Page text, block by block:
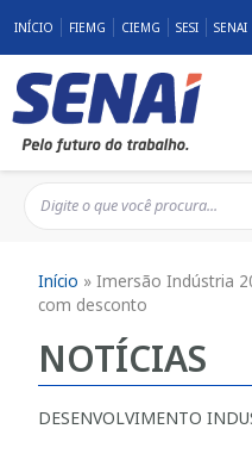
INÍCIO FIEMG CIEMG SESI SENAI
Início »Imersão Indústria
com desconto
NOTÍCIAS
DESENVOLVIMENTO